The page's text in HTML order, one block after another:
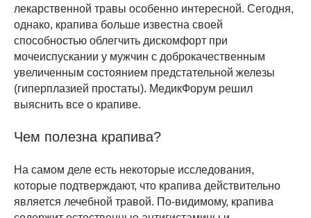
лекарственной травы особенно интересной. Сегодня,
однако, крапива больше известна своей
способностью облегчить дискомфорт при
мочеиспускании у мужчин с доброкачественным
увеличенным состоянием предстательной железы
(гиперплазией простаты). МедикФорум решил
выяснить все о крапиве.
Чем полезна крапива?
На самом деле есть некоторые исследования,
которые подтверждают, что крапива действительно
является лечебной травой. По-видимому, крапива